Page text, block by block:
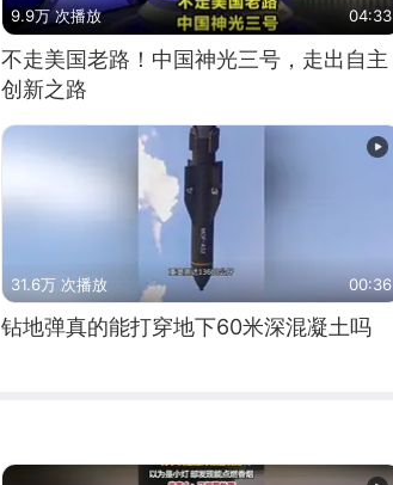
9.9万 次播放 04:33
不走美国老路！中国神光三号，走出自主
创新之路
31.6万 次播放 00:36
钻地弹真的能打穿地下60米深混凝土吗